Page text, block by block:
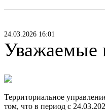
24.03.2026 16:01
Уважаемые
Территориальное
том, что в период с